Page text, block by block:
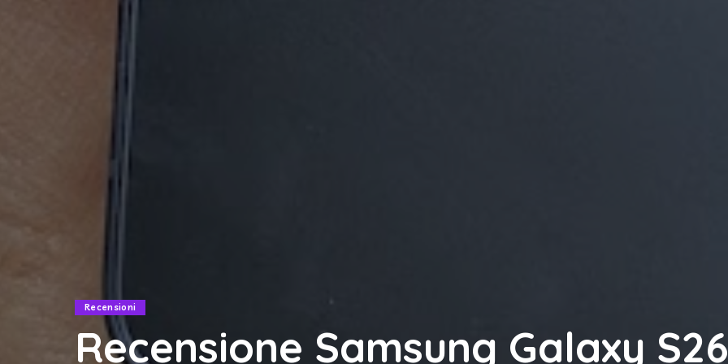
Recensioni
Recensione Samsung Galaxy S26